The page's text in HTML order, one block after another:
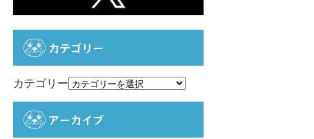
カテゴリー
カテゴリー
アーカイブ